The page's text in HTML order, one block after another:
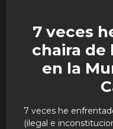
7 veces
chaira de
en la
7 veces he
(ilegal e